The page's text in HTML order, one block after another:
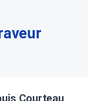
Courteau